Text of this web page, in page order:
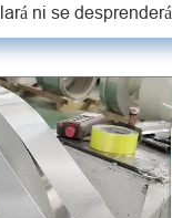
ni se desprenderá.